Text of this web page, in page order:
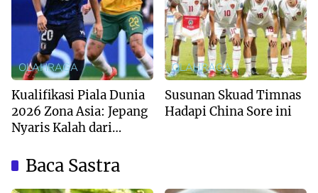
OLAHRAGA
Kualifikasi Piala Dunia
2026 Zona Asia: Jepang
Nyaris Kalah dari
OLAHRAGA
Susunan Skuad Timnas
Hadapi China Sore ini
Baca Sastra